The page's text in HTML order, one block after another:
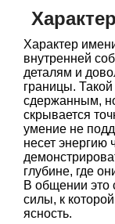
Характер
внутренней
деталям и
границы.
сдержанным,
скрывается
умение не
несет энергию
глубине, где
В общении это
силы, к
ясность.